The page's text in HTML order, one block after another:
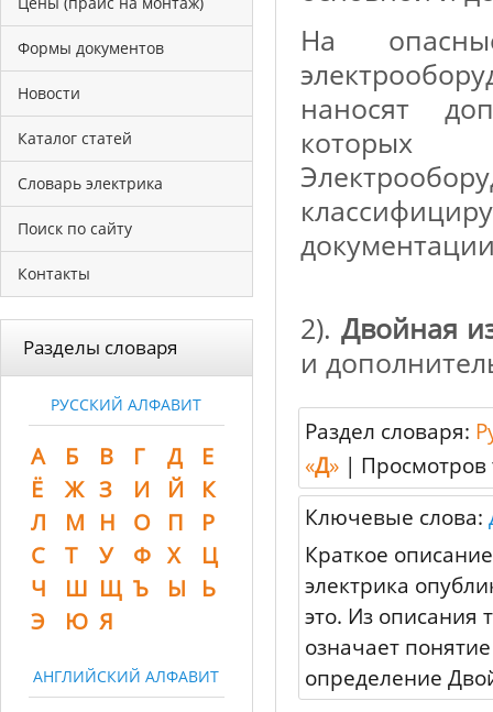
Формы документов
Новости
Каталог статей
Словарь электрика
Поиск по сайту
Контакты
Разделы словаря
РУССКИЙ АЛФАВИТ
А Б В Г Д
Е
Ё
Ж З И Й
К
Л
М Н О П
Р
С
Т У Ф Х
Ц
Ч
Ш Щ Ъ Ы
Ь
Э
Ю Я
АНГЛИЙСКИЙ АЛФАВИТ
На
наносят
которых
2). Двойная
и
Раздел словаря:
«Д» |
Ключевые слова:
Краткое
электрика
это. Из описания
означает
определение